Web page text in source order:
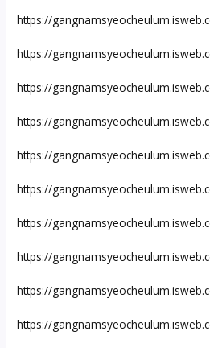
https://
https://
https://
https://
https://
https://
https://
https://
https://
https://